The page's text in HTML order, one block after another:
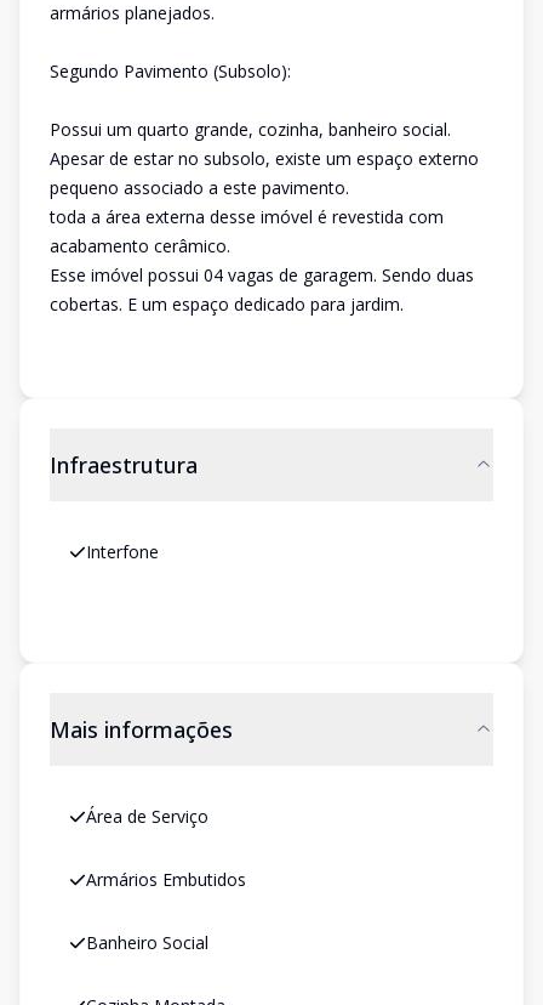
armários planejados.
Segundo Pavimento (Subsolo):
Possui um quarto grande, cozinha, banheiro social.
Apesar de estar no subsolo, existe um espaço externo
pequeno associado a este pavimento.
toda a área externa desse imóvel é revestida com
acabamento cerâmico.
Esse imóvel possui 04 vagas de garagem. Sendo duas
cobertas. E um espaço dedicado para jardim.
Infraestrutura
Interfone
Mais informações
Área de Serviço
Armários Embutidos
Banheiro Social